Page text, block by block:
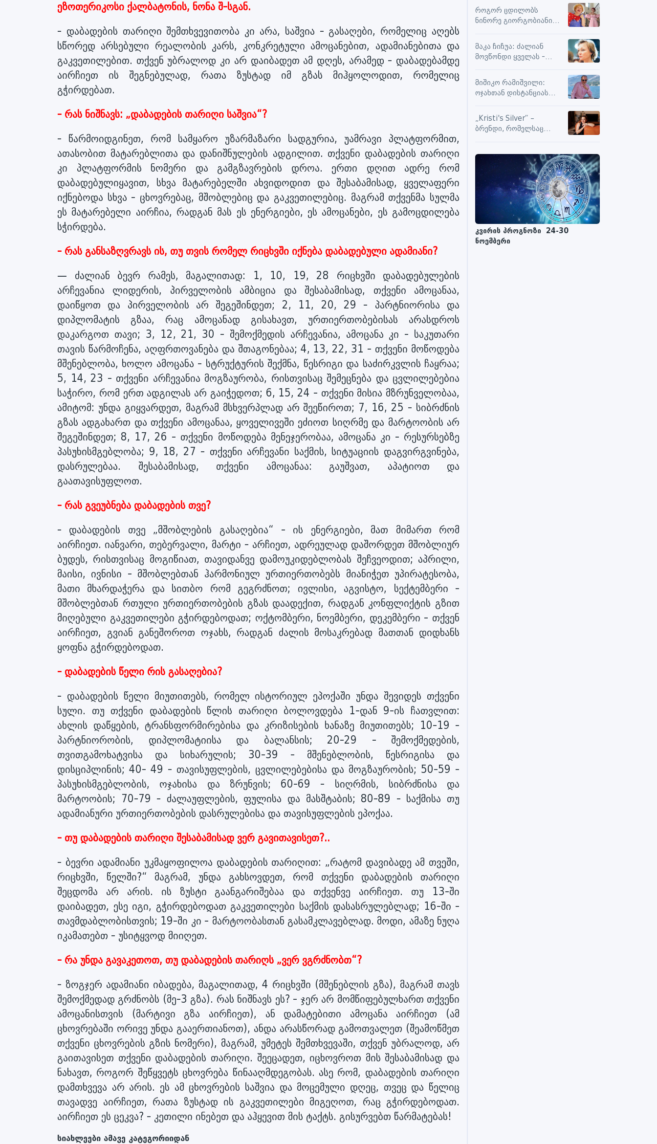
ეზოთერიკოსი ქალბატონის, ნონა შ-სგან.
- დაბადების თარიღი შემთხვევითობა კი არა, საშვია - გასაღები, რომელიც აღებს
სწორედ არსებული რეალობის კარს, კონკრეტული ამოცანებით, ადამიანებითა და
გაკვეთილებით. თქვენ უბრალოდ კი არ დაიბადეთ ამ დღეს, არამედ - დაბადებამდე
აირჩიეთ ის შეგნებულად, რათა ზუსტად იმ გზას მიჰყოლოდით, რომელიც
გჭირდებათ.
- რას ნიშნავს: „დაბადების თარიღი საშვია“?
- წარმოიდგინეთ, რომ სამყარო უზარმაზარი სადგურია, უამრავი პლატფორმით,
ათასობით მატარებლითა და დანიშნულების ადგილით. თქვენი დაბადების თარიღი
კი პლატფორმის ნომერი და გამგზავრების დროა. ერთი დღით ადრე რომ
დაბადებულიყავით, სხვა მატარებელში ახვიდოდით და შესაბამისად, ყველაფერი
იქნებოდა სხვა - ცხოვრებაც, მშობლებიც და გაკვეთილებიც. მაგრამ თქვენმა სულმა
ეს მატარებელი აირჩია, რადგან მას ეს ენერგიები, ეს ამოცანები, ეს გამოცდილება
სჭირდება.
- რას განსაზღვრავს ის, თუ თვის რომელ რიცხვში იქნება დაბადებული ადამიანი?
— ძალიან ბევრ რამეს, მაგალითად: 1, 10, 19, 28 რიცხვში დაბადებულების
არჩევანია ლიდერის, პირველობის ამბიცია და შესაბამისად, თქვენი ამოცანაა,
დაიწყოთ და პირველობის არ შეგეშინდეთ; 2, 11, 20, 29 - პარტნიორისა და
დიპლომატის გზაა, რაც ამოცანად გისახავთ, ურთიერთობებისას არასდროს
დაკარგოთ თავი; 3, 12, 21, 30 - შემოქმედის არჩევანია, ამოცანა კი - საკუთარი
თავის წარმოჩენა, აღფრთოვანება და შთაგონებაა; 4, 13, 22, 31 - თქვენი მოწოდება
მშენებლობა, ხოლო ამოცანა - სტრუქტურის შექმნა, წესრიგი და საძირკვლის ჩაყრაა;
5, 14, 23 - თქვენი არჩევანია მოგზაურობა, რისთვისაც შემეცნება და ცვლილებებია
საჭირო, რომ ერთ ადგილას არ გაიჭედოთ; 6, 15, 24 - თქვენი მისია მზრუნველობაა,
ამიტომ: უნდა გიყვარდეთ, მაგრამ მსხვერპლად არ შეეწიროთ; 7, 16, 25 - სიბრძნის
გზას ადგახართ და თქვენი ამოცანაა, ყოველივეში ეძიოთ სიღრმე და მარტოობის არ
შეგეშინდეთ; 8, 17, 26 - თქვენი მოწოდება მენეჯერობაა, ამოცანა კი - რესურსებზე
პასუხისმგებლობა; 9, 18, 27 - თქვენი არჩევანი საქმის, სიტუაციის დაგვირგვინება,
დასრულებაა. შესაბამისად, თქვენი ამოცანაა: გაუშვათ, აპატიოთ და
გაათავისუფლოთ.
- რას გვეუბნება დაბადების თვე?
- დაბადების თვე „მშობლების გასაღებია“ - ის ენერგიები, მათ მიმართ რომ
აირჩიეთ. იანვარი, თებერვალი, მარტი - არჩიეთ, ადრეულად დაშორდეთ მშობლიურ
ბუდეს, რისთვისაც მოგიწიათ, თავიდანვე დამოუკიდებლობას შეჩვეოდით; აპრილი,
მაისი, ივნისი - მშობლებთან ჰარმონიულ ურთიერთობებს მიანიჭეთ უპირატესობა,
მათი მხარდაჭერა და სითბო რომ გეგრძნოთ; ივლისი, აგვისტო, სექტემბერი -
მშობლებთან რთული ურთიერთობების გზას დაადექით, რადგან კონფლიქტის გზით
მიღებული გაკვეთილები გჭირდებოდათ; ოქტომბერი, ნოემბერი, დეკემბერი - თქვენ
აირჩიეთ, გვიან განეშოროთ ოჯახს, რადგან ძალის მოსაკრებად მათთან დიდხანს
ყოფნა გჭირდებოდათ.
- დაბადების წელი რის გასაღებია?
- დაბადების წელი მიუთითებს, რომელ ისტორიულ ეპოქაში უნდა შევიდეს თქვენი
სული. თუ თქვენი დაბადების წლის თარიღი ბოლოვდება 1-დან 9-ის ჩათვლით:
ახლის დაწყების, ტრანსფორმირებისა და კრიზისების ხანაზე მიუთითებს; 10-19 -
პარტნიორობის, დიპლომატიისა და ბალანსის; 20-29 - შემოქმედების,
თვითგამოხატვისა და სიხარულის; 30-39 - მშენებლობის, წესრიგისა და
დისციპლინის; 40- 49 - თავისუფლების, ცვლილებებისა და მოგზაურობის; 50-59 -
პასუხისმგებლობის, ოჯახისა და ზრუნვის; 60-69 - სიღრმის, სიბრძნისა და
მარტოობის; 70-79 - ძალაუფლების, ფულისა და მასშტაბის; 80-89 - საქმისა თუ
ადამიანური ურთიერთობების დასრულებისა და თავისუფლების ეპოქაა.
- თუ დაბადების თარიღი შესაბამისად ვერ გავითავისეთ?..
- ბევრი ადამიანი უკმაყოფილოა დაბადების თარიღით: „რატომ დავიბადე ამ თვეში,
რიცხვში, წელში?“ მაგრამ, უნდა გახსოვდეთ, რომ თქვენი დაბადების თარიღი
შეცდომა არ არის. ის ზუსტი გაანგარიშებაა და თქვენვე აირჩიეთ. თუ 13-ში
დაიბადეთ, ესე იგი, გჭირდებოდათ გაკვეთილები საქმის დასასრულებლად; 16-ში -
თავმდაბლობისთვის; 19-ში კი - მარტოობასთან გასამკლავებლად. მოდი, ამაზე ნუღა
იკამათებთ - უსიტყვოდ მიიღეთ.
- რა უნდა გავაკეთოთ, თუ დაბადების თარიღს „ვერ ვგრძნობთ“?
- ზოგჯერ ადამიანი იბადება, მაგალითად, 4 რიცხვში (მშენებლის გზა), მაგრამ თავს
შემოქმედად გრძნობს (მე-3 გზა). რას ნიშნავს ეს? - ჯერ არ მომწიფებულხართ თქვენი
ამოცანისთვის (მარტივი გზა აირჩიეთ), ან დამატებითი ამოცანა აირჩიეთ (ამ
ცხოვრებაში ორივე უნდა გააერთიანოთ), ანდა არასწორად გამოთვალეთ (შეამოწმეთ
თქვენი ცხოვრების გზის ნომერი), მაგრამ, უმეტეს შემთხვევაში, თქვენ უბრალოდ, არ
გაითავისეთ თქვენი დაბადების თარიღი. შეეცადეთ, იცხოვროთ მის შესაბამისად და
ნახავთ, როგორ შეწყვეტს ცხოვრება წინააღმდეგობას. ასე რომ, დაბადების თარიღი
დამთხვევა არ არის. ეს ამ ცხოვრების საშვია და მოცემული დღეც, თვეც და წელიც
თავადვე აირჩიეთ, რათა ზუსტად ის გაკვეთილები მიგეღოთ, რაც გჭირდებოდათ.
აირჩიეთ ეს ცეკვა? - კეთილი ინებეთ და აჰყევით მის ტაქტს. გისურვებთ წარმატებას!
სიახლეები ამავე კატეგორიიდან
ურთიერთობებსა და
შემოქმედებით
მუშაობაში
როგორ ცდილობს
ნინორე გიორგობიანი
მაქსიმალური
სიამოვნების მიღებას და
მოქმედებს თუ არა მასზე
მაკა ჩიჩუა: ძალიან
მოვწონდი ყველას -
გარეთ
მიშიკო რამიშვილი:
ოჯახთან დისტანციას
გრძელდება
„Kristi's Silver“ –
ბრენდი, რომელსაც
კვირის პროგნოზი 24-30
ნოემბერი